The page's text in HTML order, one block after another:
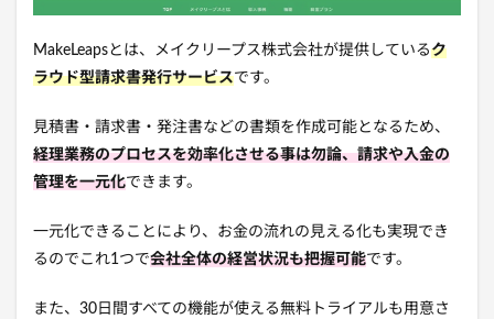
MakeLeapsとは、 メイクリープス株式会社が提供しているク
ラウド型請求書発行サービスです。
見積書・請求書・発注書などの書類を作成可能となるため、
経理業務のプロセスを効率化させる事は勿論、請求や入金の
管理を一元化できます。
一元化できることにより、お金の流れの見える化も実現でき
るのでこれ1つで会社全体の経営状況も把握可能です。
また、30日間すべての機能が使える無料トライアルも用意さ